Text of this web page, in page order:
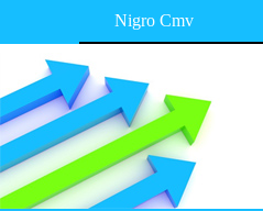
Nigro Cmv